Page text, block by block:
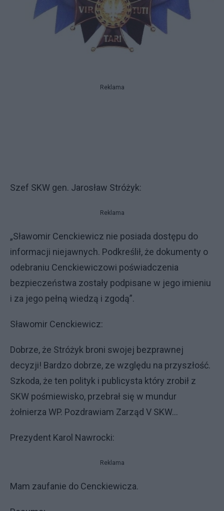
Reklama
Szef SKW gen. Jarosław Stróżyk:
Reklama
„Sławomir Cenckiewicz nie posiada dostępu do
informacji niejawnych. Podkreślił, że dokumenty o
odebraniu Cenckiewiczowi poświadczenia
bezpieczeństwa zostały podpisane w jego imieniu
i za jego pełną wiedzą i zgodą”.
Sławomir Cenckiewicz:
Dobrze, że Stróżyk broni swojej bezprawnej
decyzji! Bardzo dobrze, ze względu na przyszłość.
Szkoda, że ten polityk i publicysta który zrobił z
SKW pośmiewisko, przebrał się w mundur
żołnierza WP. Pozdrawiam Zarząd V SKW…
Prezydent Karol Nawrocki:
Reklama
Mam zaufanie do Cenckiewicza.